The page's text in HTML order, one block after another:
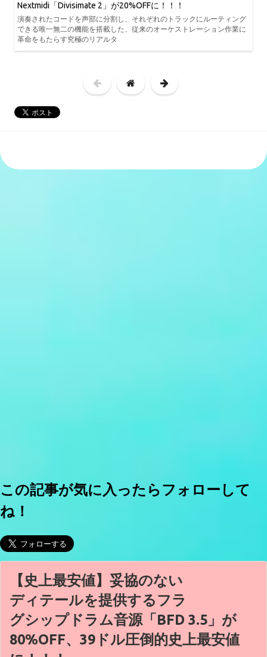
Nextmidi「Divisimate 2」が20%OFFに！！！
演奏されたコードを声部に分割し、それぞれのトラックにルーティング
できる唯一無二の機能を搭載した、従来のオーケストレーション作業に
革命をもたらす究極のリアルタ
この記事が気に入ったらフォローして
ね！
【史上最安値】妥協のない
ディテールを提供するフラ
グシップドラム音源「BFD 3.5」が
80%OFF、39ドル圧倒的史上最安値